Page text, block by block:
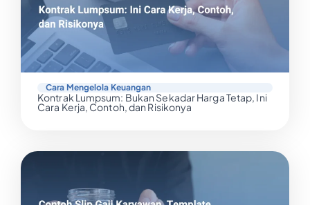
Cara Mengelola Keuangan
Kontrak Lumpsum: Bukan Sekadar Harga Tetap, Ini
Cara Kerja, Contoh, dan Risikonya